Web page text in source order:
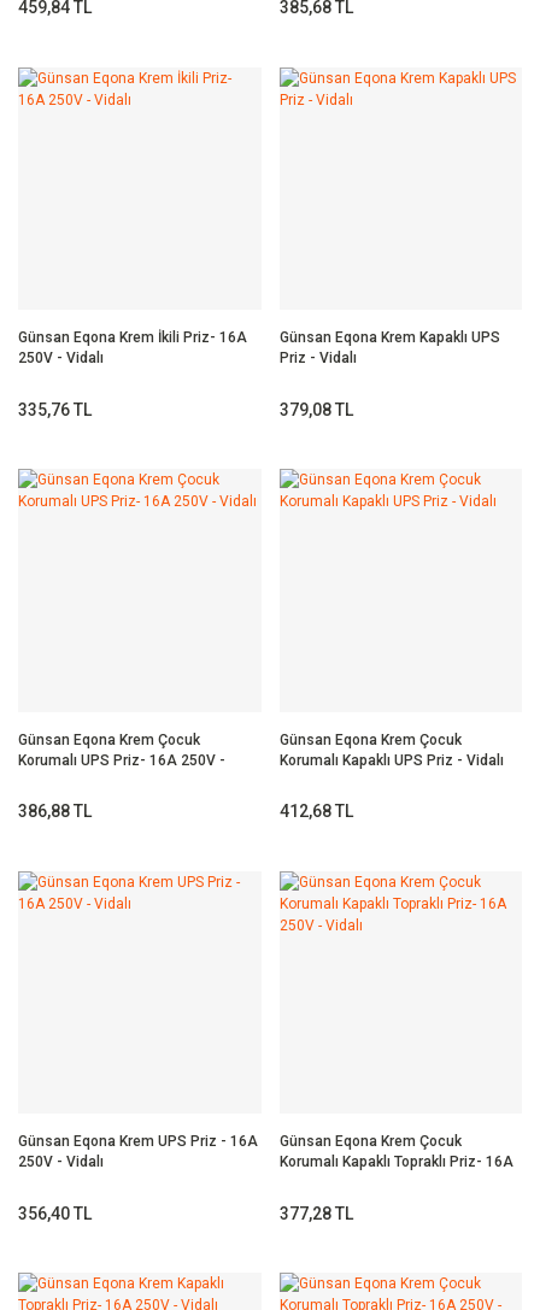
459,84 TL 385,68 TL
Günsan Eqona Krem İkili Priz- 16A
250V - Vidalı
335,76 TL
Günsan Eqona Krem Kapaklı UPS
Priz - Vidalı
379,08 TL
Günsan Eqona Krem Çocuk
Korumalı UPS Priz- 16A 250V -
386,88 TL
Günsan Eqona Krem Çocuk
Korumalı Kapaklı UPS Priz - Vidalı
412,68 TL
Günsan Eqona Krem UPS Priz - 16A
250V - Vidalı
356,40 TL
Günsan Eqona Krem Çocuk
Korumalı Kapaklı Topraklı Priz- 16A
377,28 TL